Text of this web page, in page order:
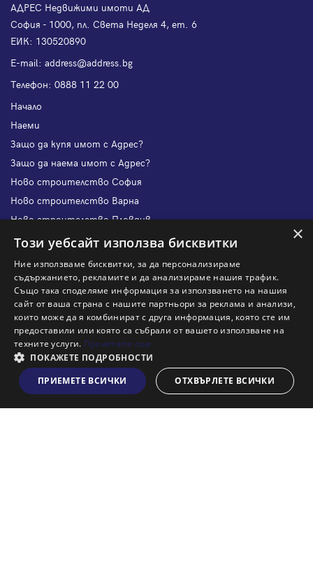
Виж на картата
АДРЕС Недвижими имоти АД
София - 1000, пл. Света Неделя 4, ет. 6
ЕИК: 130520890
Е-mail: address@address.bg
Телефон: 0888 11 22 00
Начало
Наеми
Защо да купя имот с Адрес?
Защо да наема имот с Адрес?
Ново строителство София
Ново строителство Варна
Ново строителство Пловдив
Ново строителство Бургас
Защо да отдам имот с Адрес?
Наши офиси
Кариери
Кои сме ние?
Франчайз
Блог
Искаш ли да получаваш актуална информация за пазара
на недвижими имоти?
×
Този уебсайт използва бисквитки
Ние използваме бисквитки, за да персонализираме
съдържанието, рекламите и да анализираме нашия трафик.
Също така споделяме информация за използването на нашия
сайт от ваша страна с нашите партньори за реклама и анализи,
които може да я комбинират с друга информация, която сте им
предоставили или която са събрали от вашето използване на
техните услуги. Прочетете още
ПОКАЖЕТЕ ПОДРОБНОСТИ
ПРИЕМЕТЕ ВСИЧКИ
ОТХВЪРЛЕТЕ ВСИЧКИ